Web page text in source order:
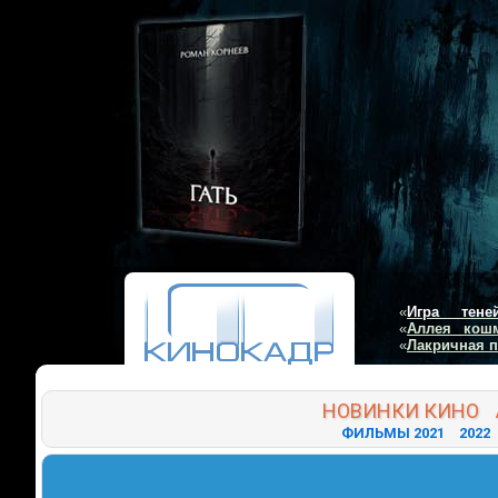
«Игра
«Аллея
«Лакричная
НОВИНКИ КИНО
ФИЛЬМЫ 2021 2022